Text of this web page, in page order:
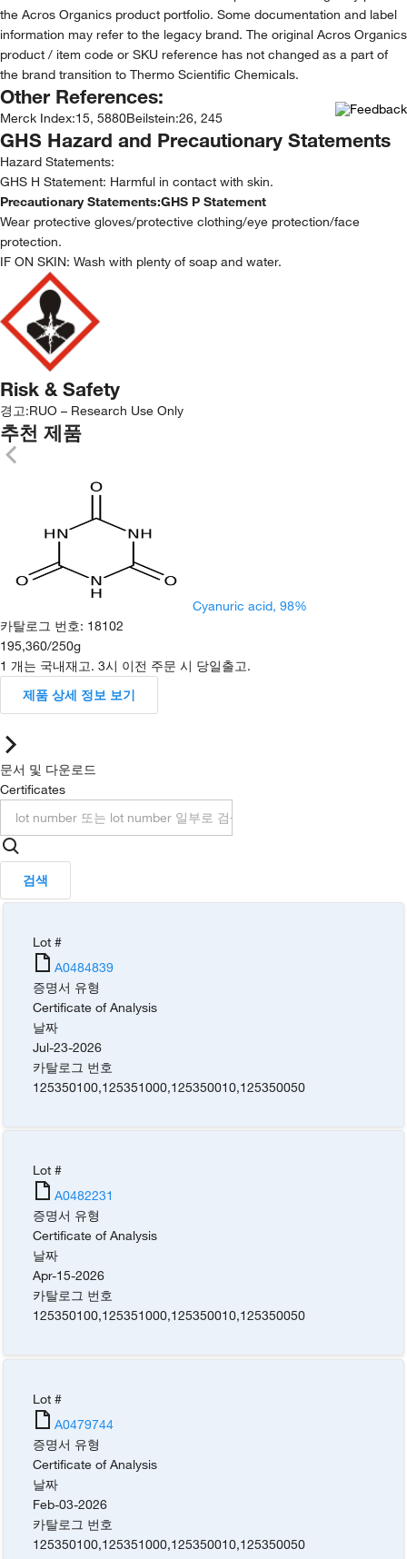
the Acros Organics product portfolio. Some documentation and label
information may refer to the legacy brand. The original Acros Organics
product / item code or SKU reference has not changed as a part of
the brand transition to Thermo Scientific Chemicals.
Other References:
Merck Index:15, 5880Beilstein:26, 245
GHS Hazard and Precautionary Statements
Hazard Statements:
GHS H Statement: Harmful in contact with skin.
Precautionary Statements:GHS P Statement
Wear protective gloves/protective clothing/eye protection/face
protection.
IF ON SKIN: Wash with plenty of soap and water.
Risk & Safety
경고:RUO – Research Use Only
추천 제품
Cyanuric acid, 98%
카탈로그 번호: 18102
195,360/250g
1 개는 국내재고. 3시 이전 주문 시 당일출고.
제품 상세 정보 보기
문서 및 다운로드
Certificates
검색
Lot #
A0484839
증명서 유형
Certificate of Analysis
날짜
Jul-23-2026
카탈로그 번호
125350100,125351000,125350010,125350050
Lot #
A0482231
증명서 유형
Certificate of Analysis
날짜
Apr-15-2026
카탈로그 번호
125350100,125351000,125350010,125350050
Lot #
A0479744
증명서 유형
Certificate of Analysis
날짜
Feb-03-2026
카탈로그 번호
125350100,125351000,125350010,125350050